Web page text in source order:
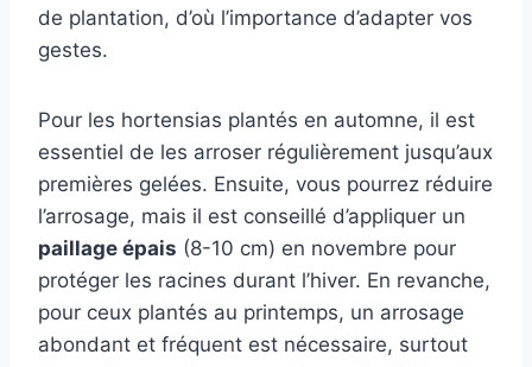
de plantation, d’où l’importance d’adapter vos
gestes.
Pour les hortensias plantés en automne, il est
essentiel de les arroser régulièrement jusqu’aux
premières gelées. Ensuite, vous pourrez réduire
l’arrosage, mais il est conseillé d’appliquer un
paillage épais (8-10 cm) en novembre pour
protéger les racines durant l’hiver. En revanche,
pour ceux plantés au printemps, un arrosage
abondant et fréquent est nécessaire, surtout